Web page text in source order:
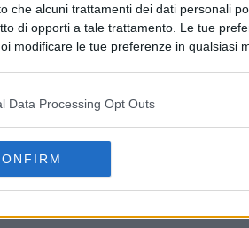
che alcuni trattamenti dei dati personali
di opporti a tale trattamento. Le tue
modificare le tue preferenze in qualsiasi
Data Processing Opt Outs